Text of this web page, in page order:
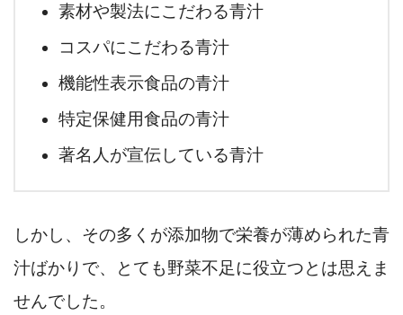
素材や製法にこだわる青汁
コスパにこだわる青汁
機能性表示食品の青汁
特定保健用食品の青汁
著名人が宣伝している青汁
しかし、その多くが添加物で栄養が薄められた青
汁ばかりで、とても野菜不足に役立つとは思えま
せんでした。